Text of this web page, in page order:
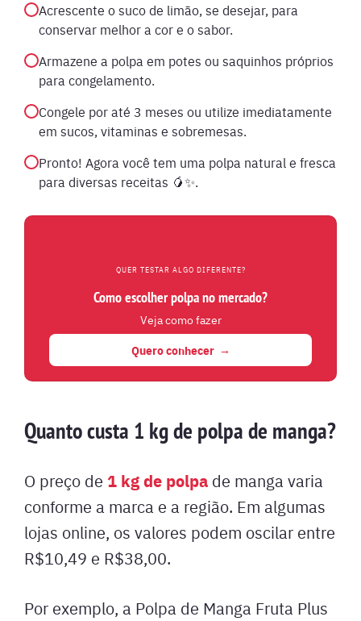
Acrescente o suco de limão, se desejar, para
conservar melhor a cor e o sabor.
Armazene a polpa em potes ou saquinhos próprios
para congelamento.
Congele por até 3 meses ou utilize imediatamente
em sucos, vitaminas e sobremesas.
Pronto! Agora você tem uma polpa natural e fresca
para diversas receitas 🥭✨.
QUER TESTAR ALGO DIFERENTE?
Como escolher polpa no mercado?
Veja como fazer
Quero conhecer
Quanto custa 1 kg de polpa de manga?
O preço de 1 kg de polpa de manga varia
conforme a marca e a região. Em algumas
lojas online, os valores podem oscilar entre
R$10,49 e R$38,00.
Por exemplo, a Polpa de Manga Fruta Plus